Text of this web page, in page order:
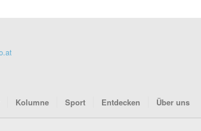
Kolumne Sport Entdecken Über uns